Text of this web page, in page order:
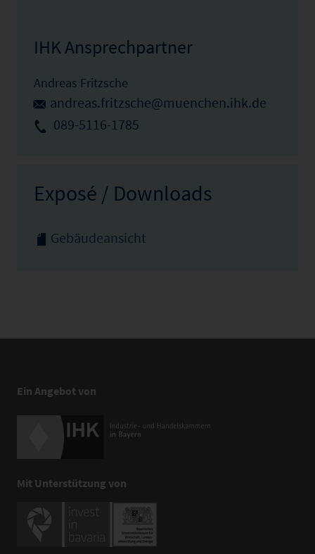
IHK Ansprechpartner
Andreas Fritzsche
andreas.fritzsche@muenchen.ihk.de
089-5116-1785
Exposé / Downloads
Gebäudeansicht
Ein Angebot von
Mit Unterstützung von